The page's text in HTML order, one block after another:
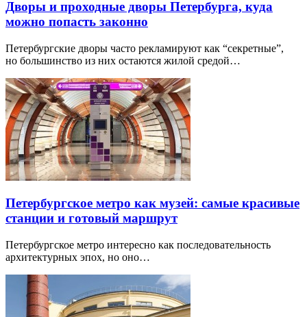
Дворы и проходные дворы Петербурга, куда
можно попасть законно
Петербургские дворы часто рекламируют как “секретные”,
но большинство из них остаются жилой средой…
Петербургское метро как музей: самые красивые
станции и готовый маршрут
Петербургское метро интересно как последовательность
архитектурных эпох, но оно…